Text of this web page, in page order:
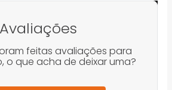
Avaliações
feitas avaliações para
o que acha de deixar uma?